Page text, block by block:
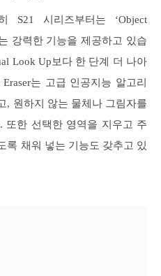
S21 시리즈부터는 ‘Object
강력한 기능을 제공하고 있습
Look Up보다 한 단계 더 나아
는 고급 인공지능 알고리
, 원하지 않는 물체나 그림자를
또한 선택한 영역을 지우고 주
록 채워 넣는 기능도 갖추고 있